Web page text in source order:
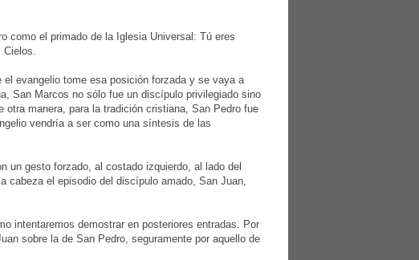
como el primado de la Iglesia Universal: Tú eres
Cielos.
evangelio tome esa posición forzada y se vaya a
San Marcos no sólo fue un discípulo privilegiado sino
manera, para la tradición cristiana, San Pedro fue
vendría a ser como una síntesis de las
un gesto forzado, al costado izquierdo, al lado del
cabeza el episodio del discípulo amado, San Juan,
intentaremos demostrar en posteriores entradas. Por
sobre la de San Pedro, seguramente por aquello de